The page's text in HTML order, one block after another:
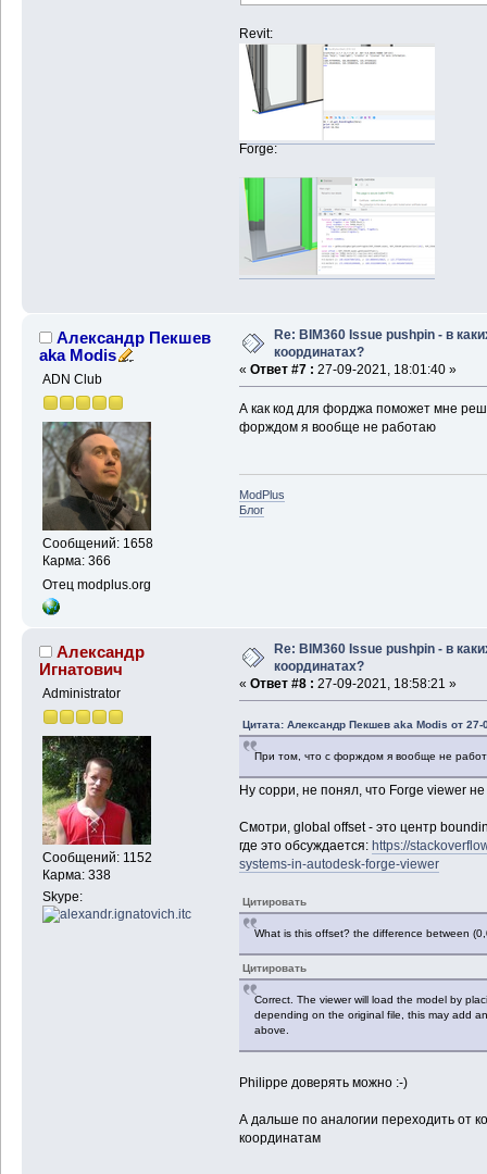
Revit:
Forge:
Александр Пекшев
aka Modis
ADN Club
Сообщений: 1658
Карма: 366
Отец modplus.org
Re: BIM360 Issue pushpin - в
координатах?
« Ответ #7 : 27-09-2021, 18:01:40 »
А как код для форджа поможет мне
форждом я вообще не работаю
ModPlus
Блог
Александр
Игнатович
Administrator
Сообщений: 1152
Карма: 338
Skype:
Re: BIM360 Issue pushpin - в
координатах?
« Ответ #8 : 27-09-2021, 18:58:21 »
Цитата: Александр Пекшев aka Modis от 27-
При том, что с форждом я вообще не
Ну сорри, не понял, что Forge viewer
Смотри, global offset - это центр
где это обсуждается: https://
systems-in-autodesk-forge-viewer
Цитировать
What is this offset? the difference between
Цитировать
Correct. The viewer will load the model by
depending on the original file, this may add
above.
Philippe доверять можно :-)
А дальше по аналогии переходить от
координатам